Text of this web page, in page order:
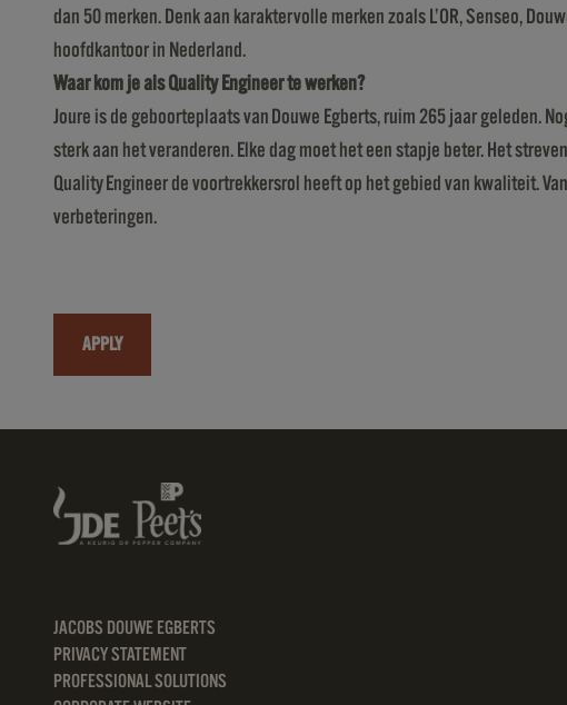
dan 50 merken. Denk aan karaktervolle merken zoals L’OR, Senseo,
hoofdkantoor in Nederland.
Waar kom je als Quality Engineer te werken?
Joure is de geboorteplaats van Douwe Egberts, ruim 265 jaar geleden.
sterk aan het veranderen. Elke dag moet het een stapje beter. Het
Quality Engineer de voortrekkersrol heeft op het gebied van kwaliteit.
verbeteringen.
APPLY
JACOBS DOUWE EGBERTS
PRIVACY STATEMENT
PROFESSIONAL SOLUTIONS